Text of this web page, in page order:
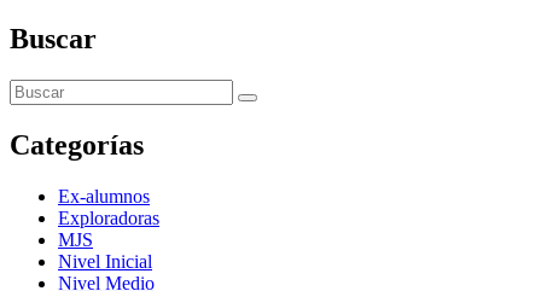
Buscar
Categorías
Ex-alumnos
Exploradoras
MJS
Nivel Inicial
Nivel Medio